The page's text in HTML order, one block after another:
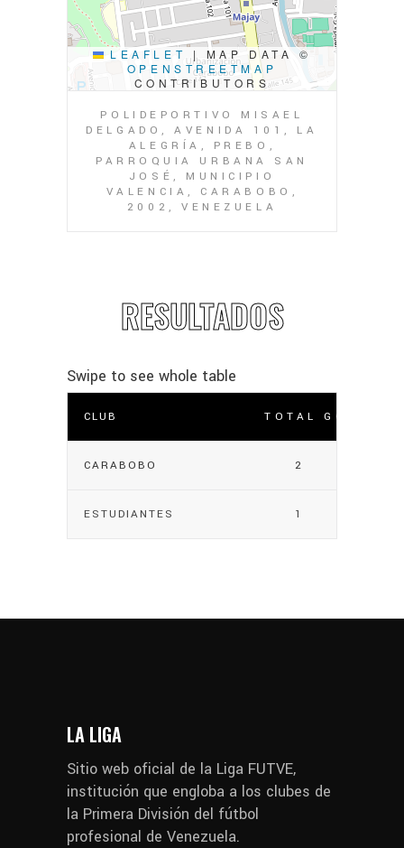
LEAFLET |
MAP DATA ©
OPENSTREETMAP
CONTRIBUTORS
POLIDEPORTIVO MISAEL
DELGADO, AVENIDA 101, LA
ALEGRÍA, PREBO,
PARROQUIA URBANA SAN
JOSÉ, MUNICIPIO
VALENCIA, CARABOBO,
2002, VENEZUELA
RESULTADOS
CLUB TOTAL GOLES
CARABOBO 2
ESTUDIANTES 1
LA LIGA
Sitio web oficial de la Liga FUTVE,
institución que engloba a los clubes de
la Primera División del fútbol
profesional de Venezuela.